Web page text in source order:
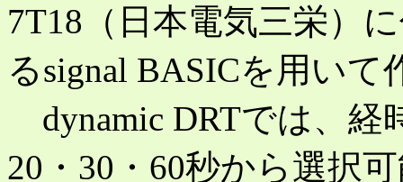
7T18（日本電気三栄）
るsignal BASICを用い
dynamic DRTでは、経
20・30・60秒から選択